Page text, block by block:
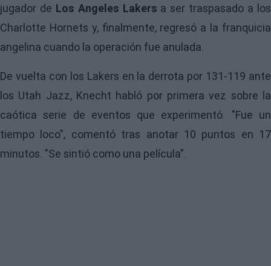
jugador de Los Angeles Lakers a ser traspasado a los
Charlotte Hornets y, finalmente, regresó a la franquicia
angelina cuando la operación fue anulada.
De vuelta con los Lakers en la derrota por 131-119 ante
los Utah Jazz, Knecht habló por primera vez sobre la
caótica serie de eventos que experimentó. "Fue un
tiempo loco", comentó tras anotar 10 puntos en 17
minutos. "Se sintió como una película".